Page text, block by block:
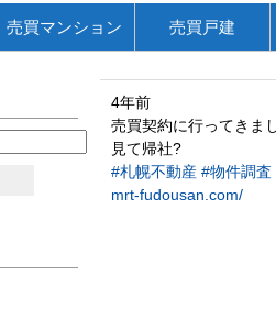
売買マンション 売買戸建
4年前
売買契約に行ってきま
見て帰社?
#札幌不動産 #物件調査
mrt-fudousan.com/